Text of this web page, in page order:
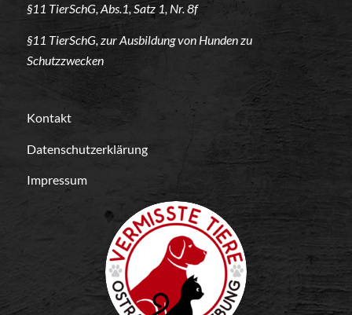
§11 TierSchG, Abs.1, Satz 1, Nr. 8f
§11 TierSchG, zur Ausbildung von Hunden zu
Schutzzwecken
Kontakt
Datenschutzerklärung
Impressum